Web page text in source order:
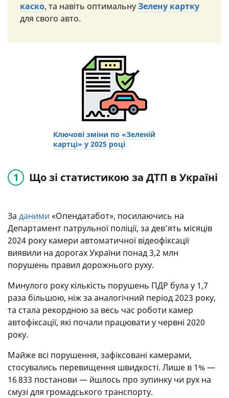
каско, та навіть оптимальнуЗелену картку
для свого авто.
Ключові зміни по «Зеленій
картці» у 2025 році
Що зі статистикою за ДТП в Україні
За даними «Опендатабот», посилаючись на
Департамент патрульної поліції, за дев’ять місяців
2024 року камери автоматичної відеофіксації
виявили на дорогах України понад 3,2 млн
порушень правил дорожнього руху.
Минулого року кількість порушень ПДР була у 1,7
раза більшою, ніж за аналогічний період 2023 року,
та стала рекордною за весь час роботи камер
автофіксації, які почали працювати у червні 2020
року.
Майже всі порушення, зафіксовані камерами,
стосувались перевищення швидкості. Лише в 1% —
16 833 постанови — йшлось про зупинку чи рух на
смузі для громадського транспорту.